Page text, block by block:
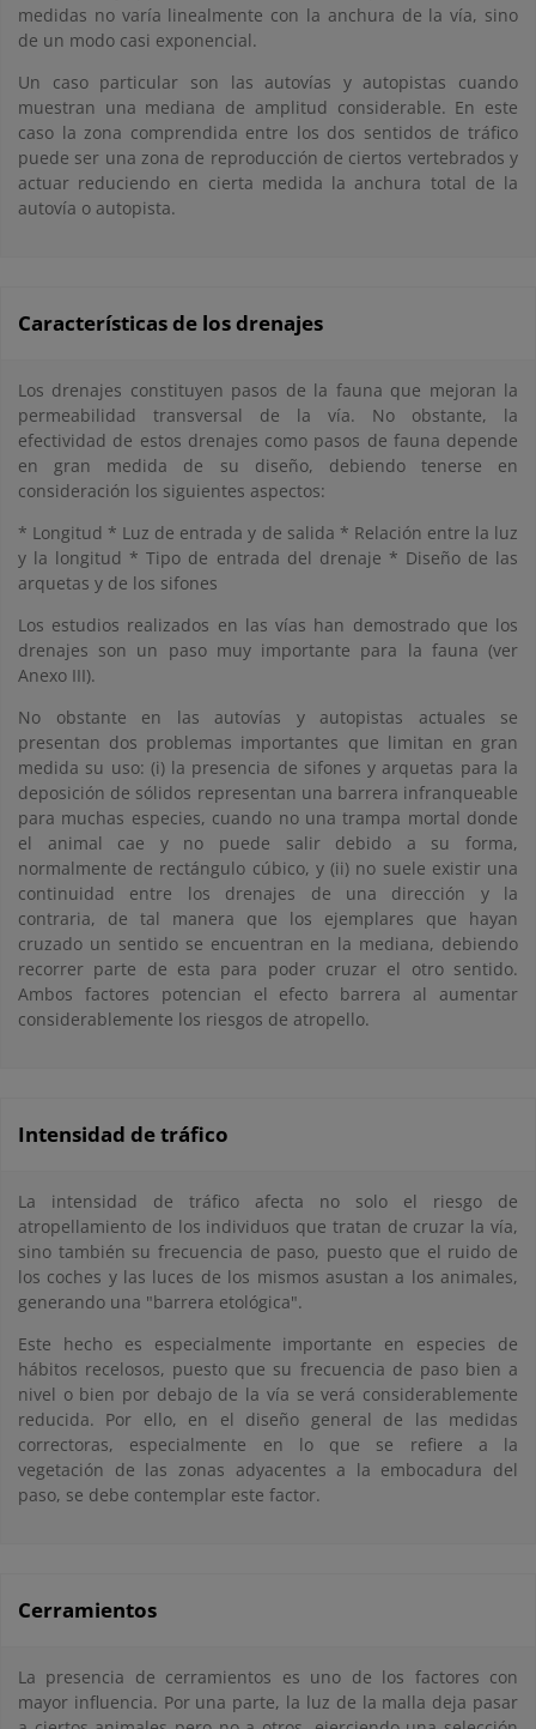
medidas no varía linealmente con la anchura de la vía, sino
de un modo casi exponencial.
Un caso particular son las autovías y autopistas cuando
muestran una mediana de amplitud considerable. En este
caso la zona comprendida entre los dos sentidos de tráfico
puede ser una zona de reproducción de ciertos vertebrados y
actuar reduciendo en cierta medida la anchura total de la
autovía o autopista.
Características de los drenajes
Los drenajes constituyen pasos de la fauna que mejoran la
permeabilidad transversal de la vía. No obstante, la
efectividad de estos drenajes como pasos de fauna depende
en gran medida de su diseño, debiendo tenerse en
consideración los siguientes aspectos:
* Longitud * Luz de entrada y de salida * Relación entre la luz
y la longitud * Tipo de entrada del drenaje * Diseño de las
arquetas y de los sifones
Los estudios realizados en las vías han demostrado que los
drenajes son un paso muy importante para la fauna (ver
Anexo III).
No obstante en las autovías y autopistas actuales se
presentan dos problemas importantes que limitan en gran
medida su uso: (i) la presencia de sifones y arquetas para la
deposición de sólidos representan una barrera infranqueable
para muchas especies, cuando no una trampa mortal donde
el animal cae y no puede salir debido a su forma,
normalmente de rectángulo cúbico, y (ii) no suele existir una
continuidad entre los drenajes de una dirección y la
contraria, de tal manera que los ejemplares que hayan
cruzado un sentido se encuentran en la mediana, debiendo
recorrer parte de esta para poder cruzar el otro sentido.
Ambos factores potencian el efecto barrera al aumentar
considerablemente los riesgos de atropello.
Intensidad de tráfico
La intensidad de tráfico afecta no solo el riesgo de
atropellamiento de los individuos que tratan de cruzar la vía,
sino también su frecuencia de paso, puesto que el ruido de
los coches y las luces de los mismos asustan a los animales,
generando una "barrera etológica".
Este hecho es especialmente importante en especies de
hábitos recelosos, puesto que su frecuencia de paso bien a
nivel o bien por debajo de la vía se verá considerablemente
reducida. Por ello, en el diseño general de las medidas
correctoras, especialmente en lo que se refiere a la
vegetación de las zonas adyacentes a la embocadura del
paso, se debe contemplar este factor.
Cerramientos
La presencia de cerramientos es uno de los factores con
mayor influencia. Por una parte, la luz de la malla deja pasar